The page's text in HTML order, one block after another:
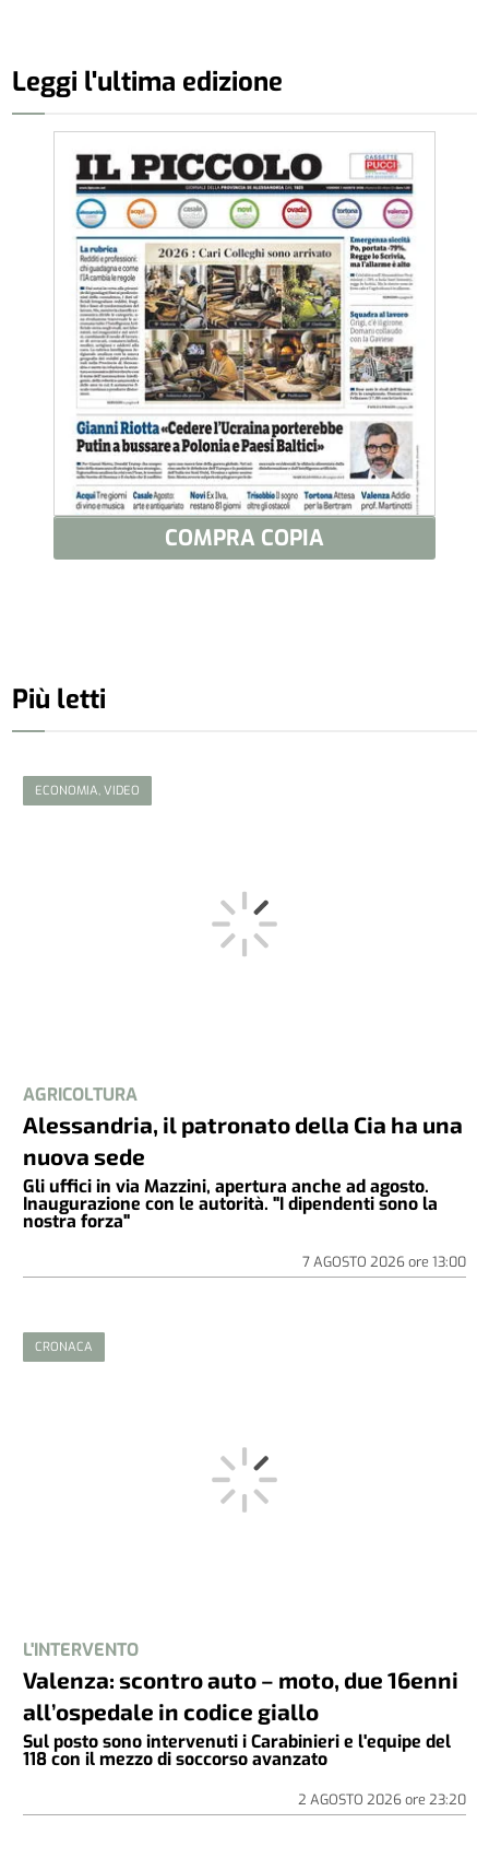
Leggi l'ultima edizione
COMPRA COPIA
Più letti
ECONOMIA, VIDEO
AGRICOLTURA
Alessandria, il patronato della Cia ha una
nuova sede
Gli uffici in via Mazzini, apertura anche ad agosto.
Inaugurazione con le autorità. "I dipendenti sono la
nostra forza"
7 AGOSTO 2026ore 13:00
CRONACA
L'INTERVENTO
Valenza: scontro auto – moto, due 16enni
all’ospedale in codice giallo
Sul posto sono intervenuti i Carabinieri e l'equipe del
118 con il mezzo di soccorso avanzato
2 AGOSTO 2026ore 23:20